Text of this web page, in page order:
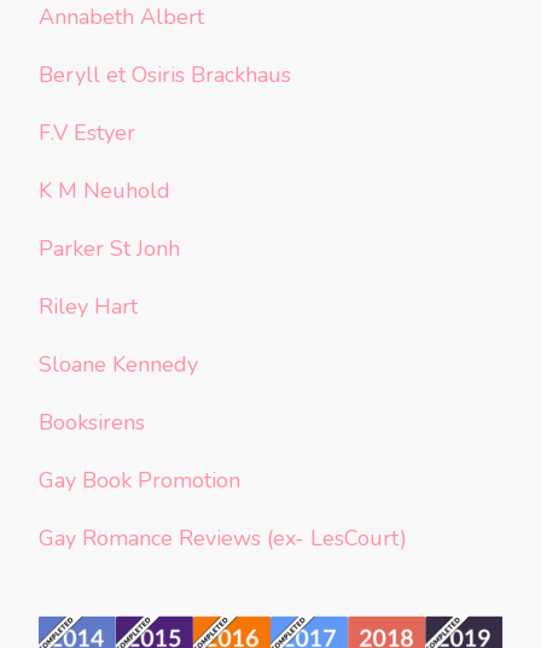
Annabeth Albert
Beryll et Osiris Brackhaus
F.V Estyer
K M Neuhold
Parker St Jonh
Riley Hart
Sloane Kennedy
Booksirens
Gay Book Promotion
Gay Romance Reviews (ex- LesCourt)